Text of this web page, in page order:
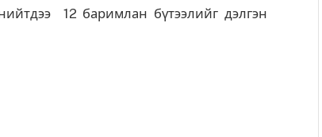
12 баримлан бүтээлийг дэлгэн